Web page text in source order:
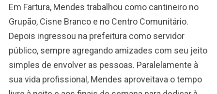
Em Fartura, Mendes trabalhou como cantineiro no
Grupão, Cisne Branco e no Centro Comunitário.
Depois ingressou na prefeitura como servidor
público, sempre agregando amizades com seu jeito
simples de envolver as pessoas. Paralelamente à
sua vida profissional, Mendes aproveitava o tempo